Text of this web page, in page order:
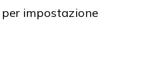
impostazione